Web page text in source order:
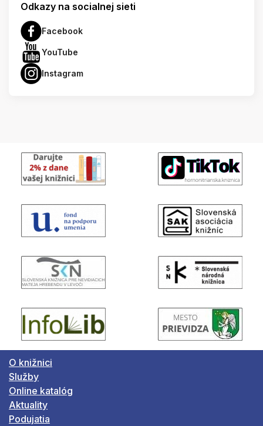
Odkazy na socialnej sieti
Facebook
YouTube
Instagram
O knižnici
Služby
Online katalóg
Aktuality
Podujatia